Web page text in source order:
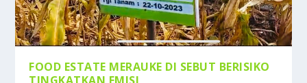
FOOD ESTATE MERAUKE DI SEBUT BERISIKO